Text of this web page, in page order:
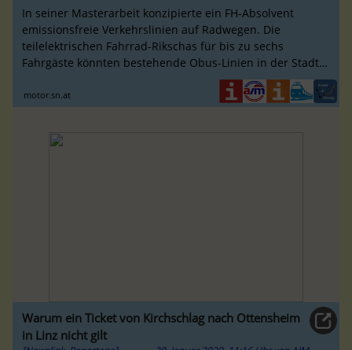
In seiner Masterarbeit konzipierte ein FH-Absolvent
emissionsfreie Verkehrslinien auf Radwegen. Die
teilelektrischen Fahrrad-Rikschas für bis zu sechs
Fahrgäste könnten bestehende Obus-Linien in der Stadt
motor.sn.at
Warum ein Ticket von Kirchschlag nach Ottensheim
in Linz nicht gilt